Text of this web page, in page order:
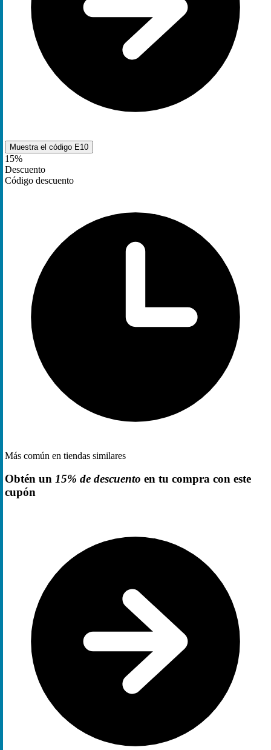
Muestra el código E10
15%
Descuento
Código descuento
Más común en tiendas similares
Obtén un 15% de descuento en tu compra con este
cupón